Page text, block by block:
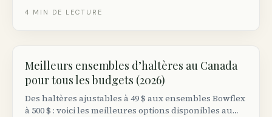
4 MIN DE LECTURE
Meilleurs ensembles d’haltères au Canada
pour tous les budgets (2026)
Des haltères ajustables à 49 $ aux ensembles Bowflex
à 500 $ : voici les meilleures options disponibles au